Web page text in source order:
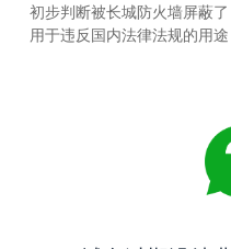
初步判断被长城防火墙屏蔽
用于违反国内法律法规的用